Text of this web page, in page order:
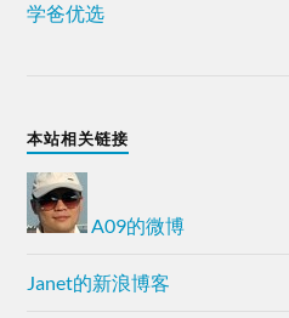
学爸优选
本站相关链接
A09的微博
Janet的新浪博客